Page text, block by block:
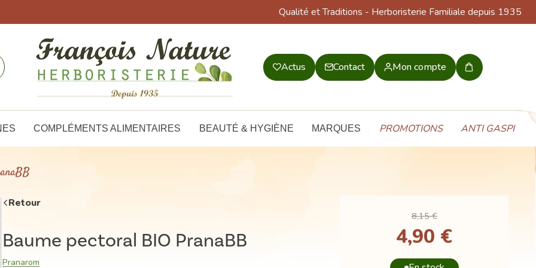
Qualité et Traditions - Herboristerie Familiale depuis 1935
Actus Contact Mon compte
Mon
COMPLÉMENTS ALIMENTAIRES BEAUTÉ & HYGIÈNE MARQUES PROMOTIONS ANTI GASPI
Retour
Baume pectoral BIO PranaBB
Pranarom
8,15 €
4,90 €